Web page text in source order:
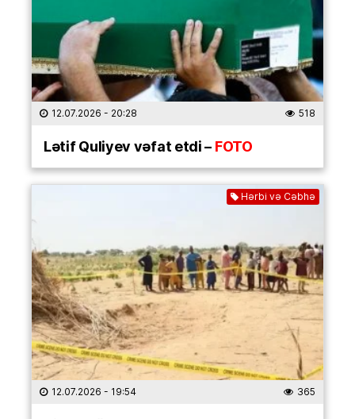
12.07.2026 - 20:28 518
Lətif Quliyev vəfat etdi –FOTO
Hərbi və Cəbhə
12.07.2026 - 19:54 365